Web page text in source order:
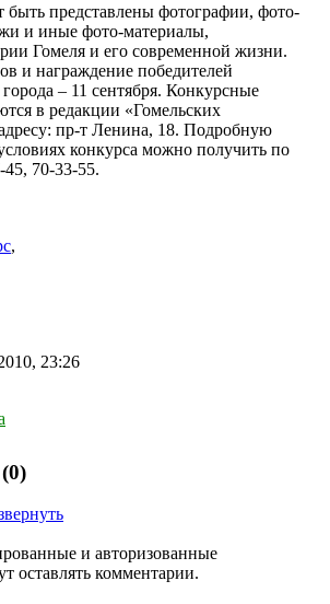
быть представлены фотографии, фото-
и иные фото-материалы,
Гомеля и его современной жизни.
и награждение победителей
– 11 сентября. Конкурсные
в редакции «Гомельских
пр-т Ленина, 18. Подробную
конкурса можно получить по
70-33-55.
,
23:26
0)
и авторизованные
оставлять комментарии.